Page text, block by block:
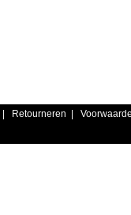
Retourneren